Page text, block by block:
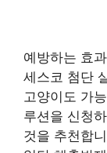
예방하는 효
세스코 첨단
고양이도 가
루션을 신청
것을 추천합